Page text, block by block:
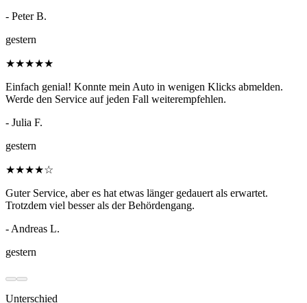
- Peter B.
gestern
★★★★★
Einfach genial! Konnte mein Auto in wenigen Klicks abmelden.
Werde den Service auf jeden Fall weiterempfehlen.
- Julia F.
gestern
★★★★☆
Guter Service, aber es hat etwas länger gedauert als erwartet.
Trotzdem viel besser als der Behördengang.
- Andreas L.
gestern
Unterschied